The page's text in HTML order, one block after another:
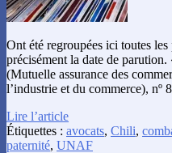
Ont été regroupées ici toutes
précisément la date de
(Mutuelle assurance des
l’industrie et du commerce),
Lire l’article
Étiquettes : avocats, Chili,
paternité, UNAF